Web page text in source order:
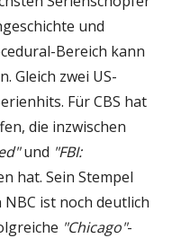
und
Bereich kann
Gleich zwei US-
Für CBS hat
die inzwischen
und "FBI:
hat. Sein Stempel
ist noch deutlich
"Chicago"-